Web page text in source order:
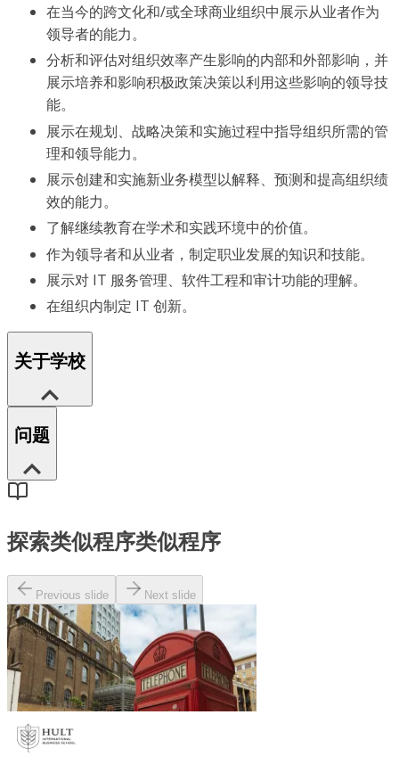
在当今的跨文化和/或全球商业组织中展示从业者作为
领导者的能力。
分析和评估对组织效率产生影响的内部和外部影响，并
展示培养和影响积极政策决策以利用这些影响的领导技
能。
展示在规划、战略决策和实施过程中指导组织所需的管
理和领导能力。
展示创建和实施新业务模型以解释、预测和提高组织绩
效的能力。
了解继续教育在学术和实践环境中的价值。
作为领导者和从业者，制定职业发展的知识和技能。
展示对 IT 服务管理、软件工程和审计功能的理解。
在组织内制定 IT 创新。
关于学校
问题
探索类似程序类似程序
Previous slide Next slide